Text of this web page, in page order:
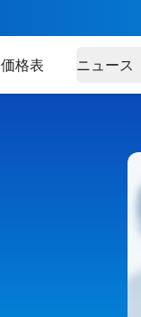
価格表 ニュース